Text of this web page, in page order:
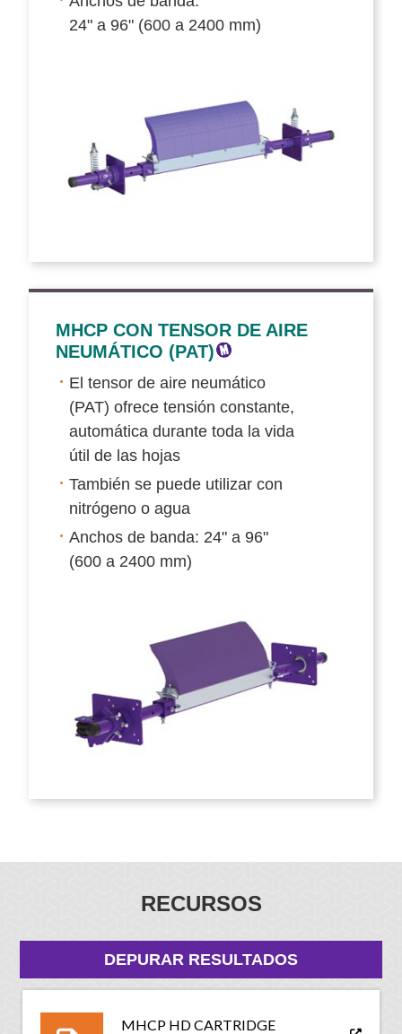
24" a 96" (600 a 2400 mm)
MHCP CON TENSOR DE AIRE
NEUMÁTICO (PAT)
El tensor de aire neumático
(PAT) ofrece tensión constante,
automática durante toda la vida
útil de las hojas
También se puede utilizar con
nitrógeno o agua
Anchos de banda: 24" a 96"
(600 a 2400 mm)
RECURSOS
DEPURAR RESULTADOS
MHCP HD CARTRIDGE